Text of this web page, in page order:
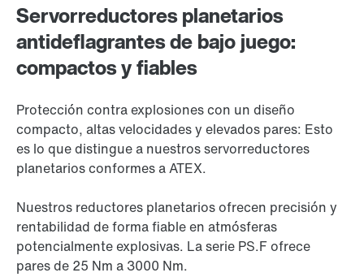
Servorreductores planetarios
antideflagrantes de bajo juego:
compactos y fiables
Protección contra explosiones con un diseño
compacto, altas velocidades y elevados pares: Esto
es lo que distingue a nuestros servorreductores
planetarios conformes a ATEX.
Nuestros reductores planetarios ofrecen precisión y
rentabilidad de forma fiable en atmósferas
potencialmente explosivas. La serie PS.F ofrece
pares de 25 Nm a 3000 Nm.